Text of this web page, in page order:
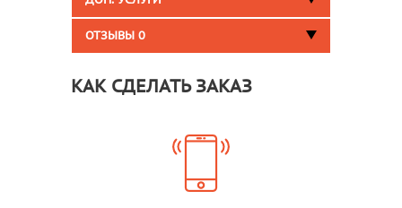
ОТЗЫВЫ 0
КАК СДЕЛАТЬ ЗАКАЗ